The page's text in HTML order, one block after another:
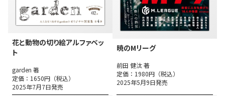
花と動物の切り絵アルファベッ
ト
garden 著
定価：1650円（税込）
2025年7月7日発売
暁のMリーグ
前田 健汰 著
定価：1980円（税込）
2025年5月9日発売